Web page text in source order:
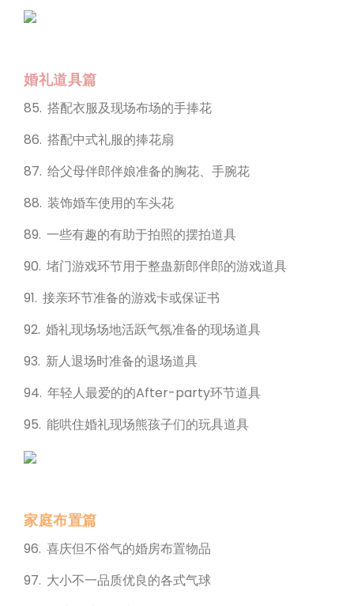
婚礼道具篇
85. 搭配衣服及现场布场的手捧花
86. 搭配中式礼服的捧花扇
87. 给父母伴郎伴娘准备的胸花、手腕花
88. 装饰婚车使用的车头花
89. 一些有趣的有助于拍照的摆拍道具
90. 堵门游戏环节用于整蛊新郎伴郎的游戏道具
91. 接亲环节准备的游戏卡或保证书
92. 婚礼现场场地活跃气氛准备的现场道具
93. 新人退场时准备的退场道具
94. 年轻人最爱的的After-party环节道具
95. 能哄住婚礼现场熊孩子们的玩具道具
家庭布置篇
96. 喜庆但不俗气的婚房布置物品
97. 大小不一品质优良的各式气球